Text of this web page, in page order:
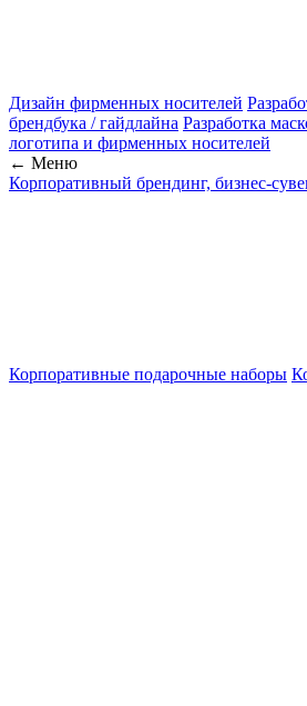
Дизайн фирменных носителей
брендбука / гайдлайна Разработка
логотипа и фирменных носителей
← Меню
Корпоративный брендинг, бизнес-
Корпоративные подарочные наборы